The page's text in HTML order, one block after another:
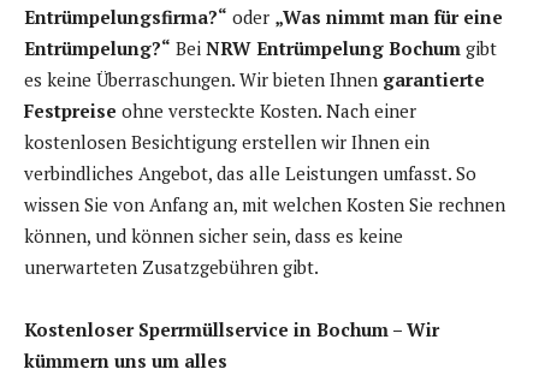
Entrümpelungsfirma?“ oder „Was nimmt man für eine
Entrümpelung?“ Bei NRW Entrümpelung Bochum gibt
es keine Überraschungen. Wir bieten Ihnen garantierte
Festpreise ohne versteckte Kosten. Nach einer
kostenlosen Besichtigung erstellen wir Ihnen ein
verbindliches Angebot, das alle Leistungen umfasst. So
wissen Sie von Anfang an, mit welchen Kosten Sie rechnen
können, und können sicher sein, dass es keine
unerwarteten Zusatzgebühren gibt.
Kostenloser Sperrmüllservice in Bochum – Wir
kümmern uns um alles